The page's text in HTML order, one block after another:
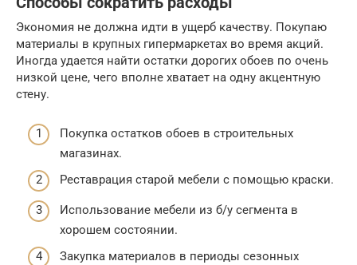
Экономия не должна идти в ущерб качеству. Покупаю
материалы в крупных гипермаркетах во время акций.
Иногда удается найти остатки дорогих обоев по очень
низкой цене, чего вполне хватает на одну акцентную
стену.
Покупка остатков обоев в строительных
магазинах.
Реставрация старой мебели с помощью краски.
Использование мебели из б/у сегмента в
хорошем состоянии.
Закупка материалов в периоды сезонных